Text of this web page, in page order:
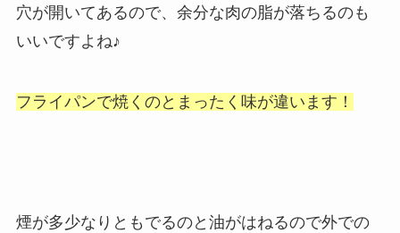
穴が開いてあるので、余分な肉の脂が落ちるのも
いいですよね♪
フライパンで焼くのとまったく味が違います！
煙が多少なりともでるのと油がはねるので外での